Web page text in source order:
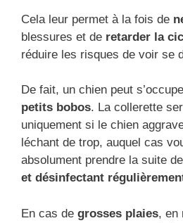
Cela leur permet à la fois de
blessures et de retarder la
réduire les risques de voir se
De fait, un chien peut
petits bobos. La collerette
uniquement si le chien
léchant de trop, auquel cas
absolument prendre la suite
et désinfectant
En cas de grosses plaies, en